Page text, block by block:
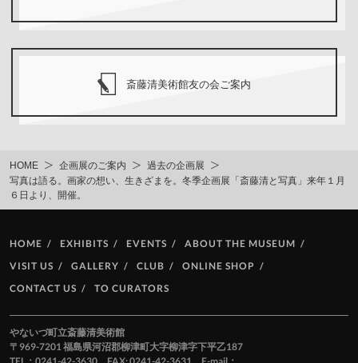
斎藤清美術館友の会ご案内
HOME 企画展のご案内
過去の企画展
写真は語る。画家の想い、生きざまを。冬季企画展「斎藤清と写真」来年１月
６日より、開催。
HOME EXHIBITS EVENTS
ABOUT THE MUSEUM
VISIT US
GALLERY CLUB
ONLINE SHOP
CONTACT US
TO CURATORS
やないづ町立斎藤清美術館
〒969-7201 福島県河沼郡柳津町大字柳津字下平乙187